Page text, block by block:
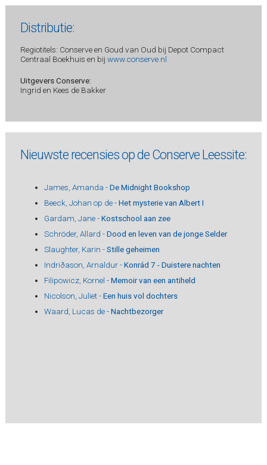
Distributie:
Regiotitels: Conserve en Goud van Oud bij Depot Compact
Centraal Boekhuis en bij www.conserve.nl
Uitgevers Conserve:
Ingrid en Kees de Bakker
Nieuwste recensies op de Conserve Leessite:
James, Amanda -De Midnight Bookshop
Beeck, Johan op de -Het mysterie van Albert I
Gardam, Jane -Kostschool aan zee
Schröder, Allard -Dood en leven van de jonge Selder
Slaughter, Karin -Stille geheimen
Indriðason, Arnaldur -Konrád 7 - Duistere nachten
Filipowicz, Kornel -Memoir van een antiheld
Nicolson, Juliet -Een huis vol dochters
Waard, Lucas de -Nachtbezorger